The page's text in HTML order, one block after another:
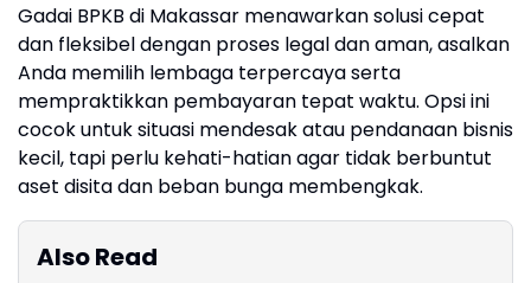
Gadai BPKB di Makassar menawarkan solusi cepat
dan fleksibel dengan proses legal dan aman, asalkan
Anda memilih lembaga terpercaya serta
mempraktikkan pembayaran tepat waktu. Opsi ini
cocok untuk situasi mendesak atau pendanaan bisnis
kecil, tapi perlu kehati-hatian agar tidak berbuntut
aset disita dan beban bunga membengkak.
Also Read